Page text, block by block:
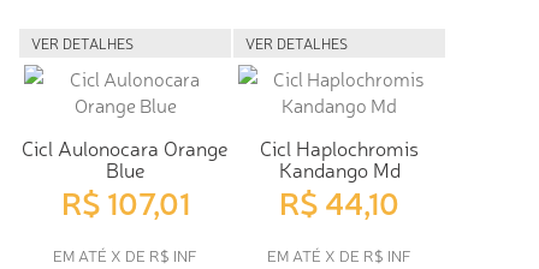
VER DETALHES VER DETALHES
Cicl Aulonocara Orange
Blue
R$ 107,01
EM ATÉ X DE R$ INF
Cicl Haplochromis
Kandango Md
R$ 44,10
EM ATÉ X DE R$ INF